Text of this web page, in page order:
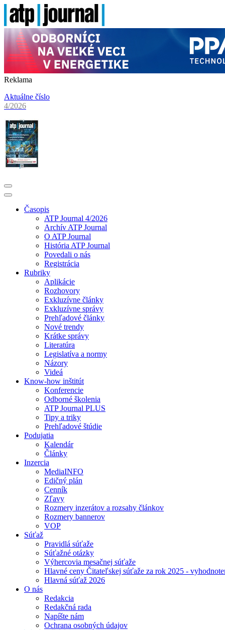
Reklama
Aktuálne číslo
4/2026
Časopis
ATP Journal 4/2026
Archív ATP Journal
O ATP Journal
História ATP Journal
Povedali o nás
Registrácia
Rubriky
Aplikácie
Rozhovory
Exkluzívne články
Exkluzívne správy
Prehľadové články
Nové trendy
Krátke správy
Literatúra
Legislatíva a normy
Názory
Videá
Know-how inštitút
Konferencie
Odborné školenia
ATP Journal PLUS
Tipy a triky
Prehľadové štúdie
Podujatia
Kalendár
Články
Inzercia
MediaINFO
Edičný plán
Cenník
Zľavy
Rozmery inzerátov a rozsahy článkov
Rozmery bannerov
VOP
Súťaž
Pravidlá súťaže
Súťažné otázky
Výhercovia mesačnej súťaže
Hlavné ceny Čitateľskej súťaže za rok 2025 -
Hlavná súťaž 2026
O nás
Redakcia
Redakčná rada
Napíšte nám
Ochrana osobných údajov